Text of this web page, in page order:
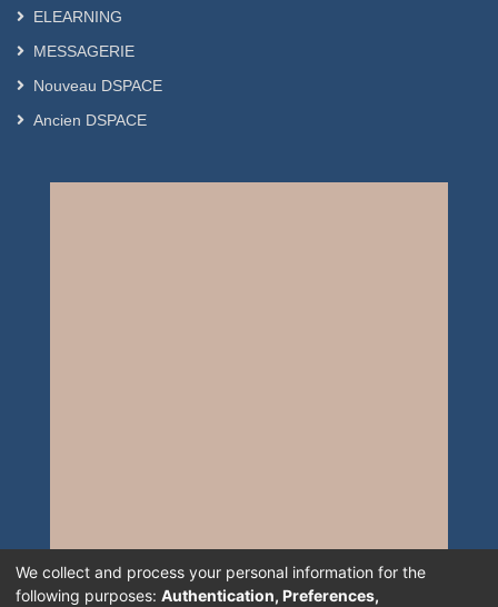
ELEARNING
MESSAGERIE
Nouveau DSPACE
Ancien DSPACE
We collect and process your personal information for the
following purposes: Authentication, Preferences,